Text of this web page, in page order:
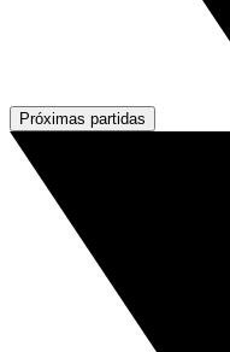
Próximas partidas